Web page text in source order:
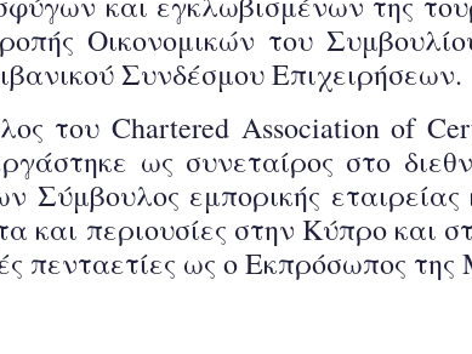
Οικονομικών του
Συνδέσμου Επιχειρήσεων.
του Chartered Association of
ως συνεταίρος στο
Σύμβουλος εμπορικής
και περιουσίες στην Κύπρο και
πενταετίες ως ο Εκπρόσωπος